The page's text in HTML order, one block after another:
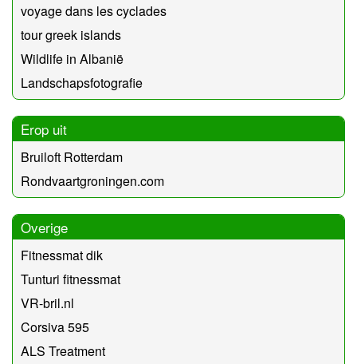
voyage dans les cyclades
tour greek islands
Wildlife in Albanië
Landschapsfotografie
Erop uit
Bruiloft Rotterdam
Rondvaartgroningen.com
Overige
Fitnessmat dik
Tunturi fitnessmat
VR-bril.nl
Corsiva 595
ALS Treatment